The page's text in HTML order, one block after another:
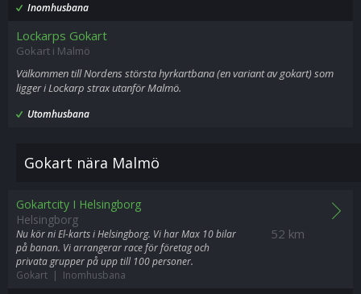
Inomhusbana
Lockarps Gokart
Gokart i Malmö
Välkommen till Nordens största hyrkartbana (en variant av gokart) som
ligger i Lockarp strax utanför Malmö.
Utomhusbana
Gokart nära Malmö
52 km
Gokartcity I Helsingborg
Helsingborg
Nu kör ni El-karts i Helsingborg. Vi har Max 10 bilar
på banan. Vi arrangerar race för företag och
privata grupper på upp till 100 personer.
Gokart | Inomhusbana